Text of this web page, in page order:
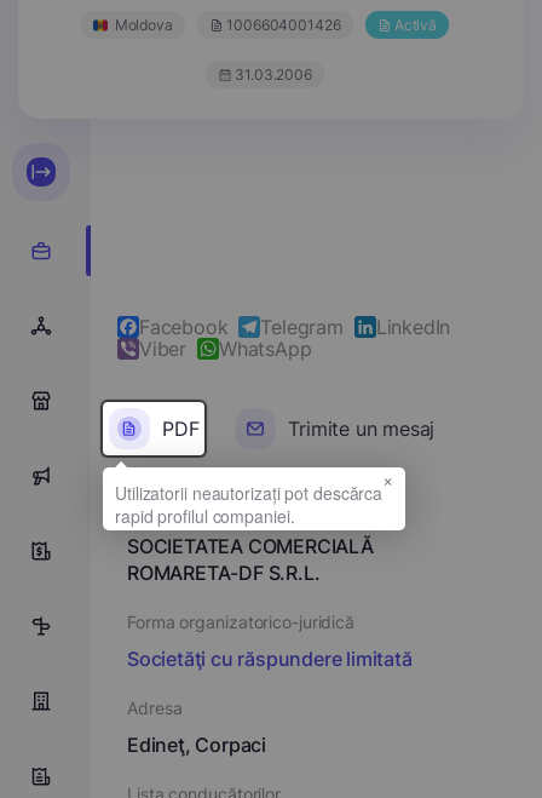
Moldova 1006604001426 Activă
31.03.2006
10
5
Facebook Telegram
LinkedIn
Viber
WhatsApp
PDF Trimite un mesaj
Denumirea completă
SOCIETATEA COMERCIALĂ
ROMARETA-DF S.R.L.
Forma organizatorico-juridică
Societăţi cu răspundere limitată
Adresa
Edineţ, Corpaci
Lista conducătorilor
×